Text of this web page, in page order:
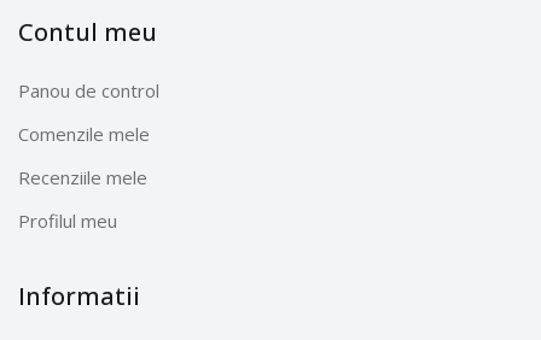
Contul meu
Panou de control
Comenzile mele
Recenziile mele
Profilul meu
Informatii